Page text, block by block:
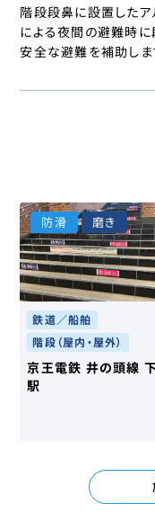
階段段鼻に設置したア
による夜間の避難時に
安全な避難を補助しま
防滑 磨き
鉄道／船舶
階段（屋内・屋外）
京王電鉄 井の頭線
駅